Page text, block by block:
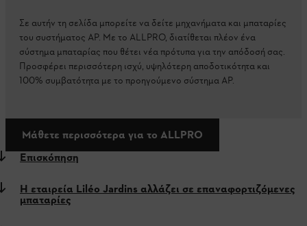
Σε αυτήν τη σελίδα μπορείτε να δείτε μηχανήματα και μπαταρίες
του συστήματος AP. Με το ALLPRO, διατίθεται πλέον ένα
σύστημα μπαταρίας που θέτει νέα πρότυπα για την απόδοσή σας.
Προσφέρει περισσότερη ισχύ, υψηλότερη αποδοτικότητα και
100% συμβατότητα με το προηγούμενο σύστημα AP.
Μάθετε περισσότερα για το ALLPRO
Επισκόπηση
Η εταιρεία Liléo Jardins αλλάζει σε επαναφορτιζόμενες
μπαταρίες